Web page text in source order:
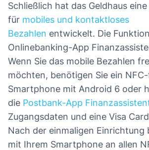
Schließlich hat das Geldhaus
für mobiles und kontaktloses
Bezahlen entwickelt. Die
Onlinebanking-App
Wenn Sie das mobile Bezahlen
möchten, benötigen Sie ein
Smartphone mit Android 6 oder
die Postbank-App
Zugangsdaten und eine Visa
Nach der einmaligen Einrichtung
mit Ihrem Smartphone an allen